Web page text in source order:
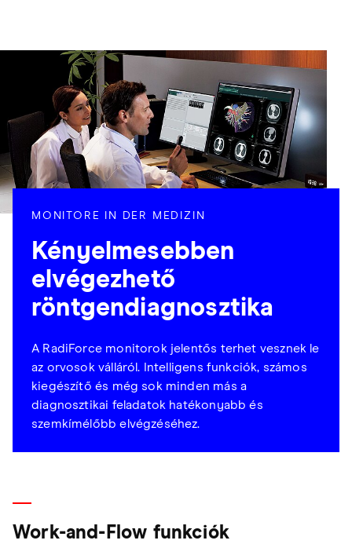
MONITORE IN DER MEDIZIN
Kényelmesebben
elvégezhető
röntgendiagnosztika
A RadiForce monitorok jelentős terhet vesznek le
az orvosok válláról. Intelligens funkciók, számos
kiegészítő és még sok minden más a
diagnosztikai feladatok hatékonyabb és
szemkímélőbb elvégzéséhez.
Work-and-Flow funkciók